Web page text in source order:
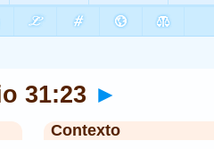
31:23 ►
Contexto